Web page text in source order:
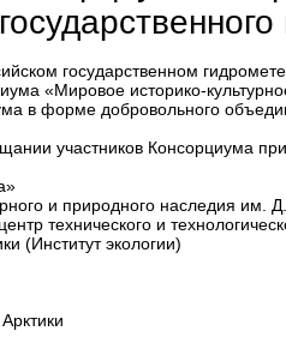
государственном
«Мировое историко-
в форме добровольного
участников Консорциума
и природного наследия им.
технического и
(Институт экологии)